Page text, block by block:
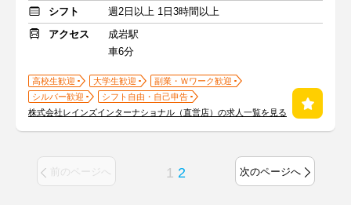
シフト
週2日以上 1日3時間以上
アクセス
成岩駅
車6分
高校生歓迎 大学生歓迎
副業・Ｗワーク歓迎
シルバー歓迎
シフト自由・自己申告
株式会社レインズインターナショナル（直営店）の求人一覧を見る
前のページへ 1 2 次のページへ